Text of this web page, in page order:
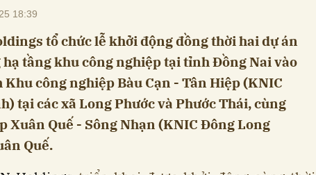
18:39
tổ chức lễ khởi động đồng thời hai dự án
tầng khu công nghiệp tại tỉnh Đồng Nai vào
Khu công nghiệp Bàu Cạn - Tân Hiệp (KNIC
tại các xã Long Phước và Phước Thái, cùng
Xuân Quế - Sông Nhạn (KNIC Đông Long
Quế.